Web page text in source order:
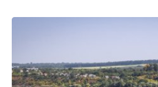
rezidentă a PNUD în